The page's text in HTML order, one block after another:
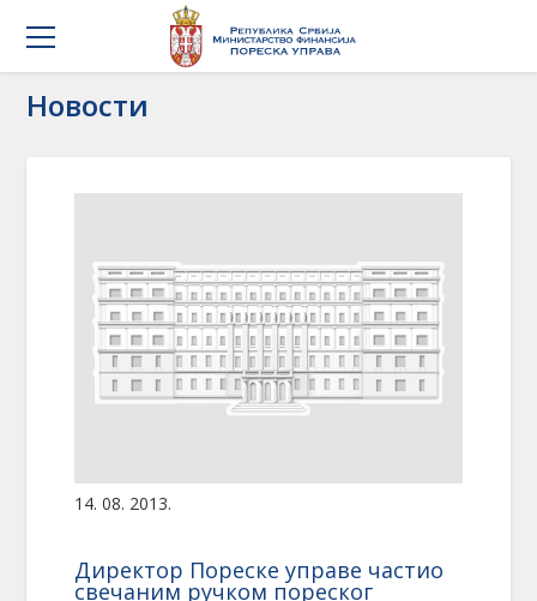
Новости
14. 08. 2013.
Директор Пореске управе частио
свечаним ручком пореског